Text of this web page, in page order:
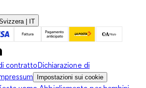
| IT
contrattoDichiarazione di
Impostazioni sui cookie